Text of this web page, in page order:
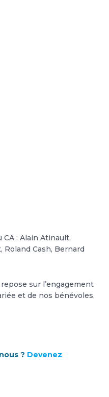
CA : Alain Atinault,
Roland Cash, Bernard
sur l’engagement
et de nos bénévoles,
? Devenez